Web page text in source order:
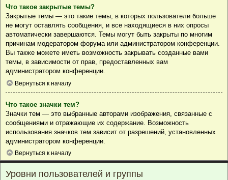
Что такое закрытые темы?
Закрытые темы — это такие темы, в которых пользователи больше
не могут оставлять сообщения, и все находящиеся в них опросы
автоматически завершаются. Темы могут быть закрыты по многим
причинам модератором форума или администратором конференции.
Вы также можете иметь возможность закрывать созданные вами
темы, в зависимости от прав, предоставленных вам
администратором конференции.
Вернуться к началу
Что такое значки тем?
Значки тем — это выбранные авторами изображения, связанные с
сообщениями и отражающие их содержание. Возможность
использования значков тем зависит от разрешений, установленных
администратором конференции.
Вернуться к началу
Уровни пользователей и группы